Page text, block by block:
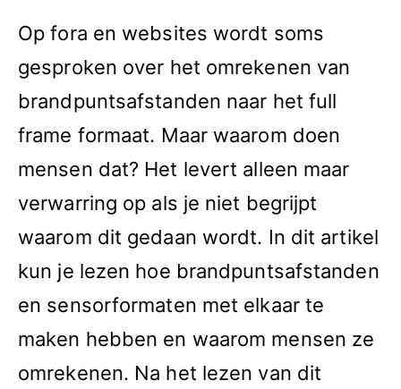
Op fora en websites wordt soms
gesproken over het omrekenen van
brandpuntsafstanden naar het full
frame formaat. Maar waarom doen
mensen dat? Het levert alleen maar
verwarring op als je niet begrijpt
waarom dit gedaan wordt. In dit artikel
kun je lezen hoe brandpuntsafstanden
en sensorformaten met elkaar te
maken hebben en waarom mensen ze
omrekenen. Na het lezen van dit